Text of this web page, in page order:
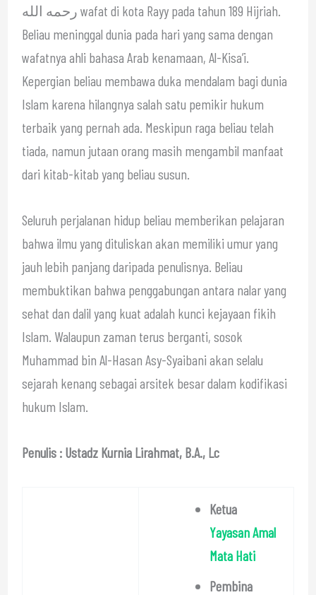
رحمه الله wafat di kota Rayy pada tahun 189 Hijriah.
Beliau meninggal dunia pada hari yang sama dengan
wafatnya ahli bahasa Arab kenamaan, Al-Kisa’i.
Kepergian beliau membawa duka mendalam bagi dunia
Islam karena hilangnya salah satu pemikir hukum
terbaik yang pernah ada. Meskipun raga beliau telah
tiada, namun jutaan orang masih mengambil manfaat
dari kitab-kitab yang beliau susun.
Seluruh perjalanan hidup beliau memberikan pelajaran
bahwa ilmu yang dituliskan akan memiliki umur yang
jauh lebih panjang daripada penulisnya. Beliau
membuktikan bahwa penggabungan antara nalar yang
sehat dan dalil yang kuat adalah kunci kejayaan fikih
Islam. Walaupun zaman terus berganti, sosok
Muhammad bin Al-Hasan Asy-Syaibani akan selalu
sejarah kenang sebagai arsitek besar dalam kodifikasi
hukum Islam.
Penulis : Ustadz Kurnia Lirahmat, B.A., Lc
Ketua
Yayasan Amal
Mata Hati
Pembina